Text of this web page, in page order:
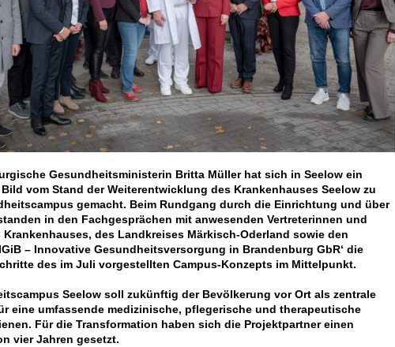
Gesundheitsministerin Britta Müller hat sich in Seelow ein
vom Stand der Weiterentwicklung des Krankenhauses Seelow zu
gemacht. Beim Rundgang durch die Einrichtung und über
in den Fachgesprächen mit anwesenden Vertreterinnen und
Krankenhauses, des Landkreises Märkisch-Oderland sowie den
– Innovative Gesundheitsversorgung in Brandenburg GbR‘ die
des im Juli vorgestellten Campus-Konzepts im Mittelpunkt.
Seelow soll zukünftig der Bevölkerung vor Ort als zentrale
eine umfassende medizinische, pflegerische und therapeutische
Für die Transformation haben sich die Projektpartner einen
vier Jahren gesetzt.